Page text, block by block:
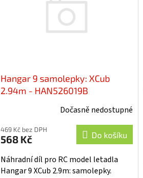
Hangar 9 samolepky: XCub
2.94m - HAN526019B
Dočasně nedostupné
469 Kč bez DPH
568 Kč Do košíku
Náhradní díl pro RC model letadla
Hangar 9 XCub 2.9m: samolepky.